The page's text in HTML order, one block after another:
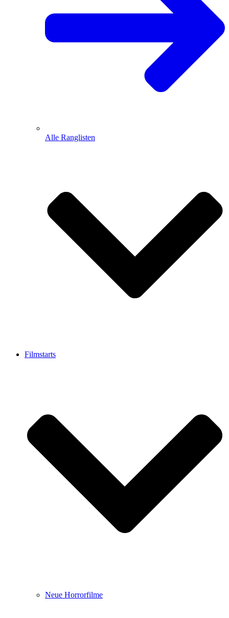
Alle Ranglisten
Filmstarts
Neue Horrorfilme